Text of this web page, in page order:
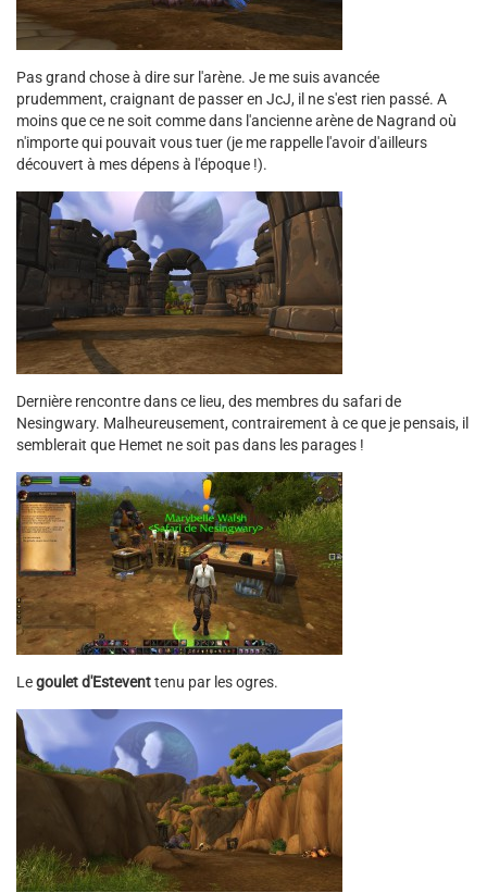
Pas grand chose à dire sur l'arène. Je me suis avancée
prudemment, craignant de passer en JcJ, il ne s'est rien passé. A
moins que ce ne soit comme dans l'ancienne arène de Nagrand où
n'importe qui pouvait vous tuer (je me rappelle l'avoir d'ailleurs
découvert à mes dépens à l'époque !).
Dernière rencontre dans ce lieu, des membres du safari de
Nesingwary. Malheureusement, contrairement à ce que je pensais, il
semblerait que Hemet ne soit pas dans les parages !
Legoulet d'Esteventtenu par les ogres.